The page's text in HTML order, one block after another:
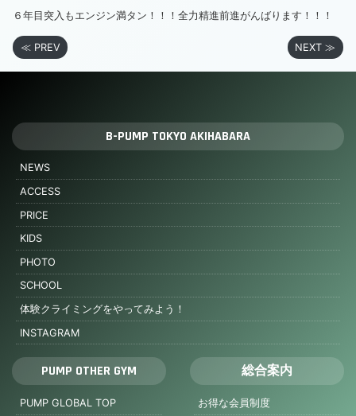
６年目突入もエンジン満タン！！！全力精進前進がんばります！！！
≪ PREV NEXT ≫
B-PUMP TOKYO AKIHABARA
NEWS
ACCESS
PRICE
KIDS
PHOTO
SCHOOL
体験クライミングをやってみよう！
INSTAGRAM
PUMP OTHER GYM
PUMP GLOBAL TOP
総合案内
お得な会員制度